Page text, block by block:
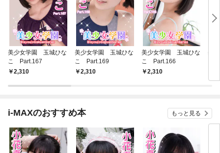
美少女学園 玉城ひな
こ Part.167
2,310
美少女学園 玉城ひな
こ Part.169
2,310
美少女学園 玉城ひな
こ Part.166
2,310
美
i-MAXのおすすめ本 もっと見る